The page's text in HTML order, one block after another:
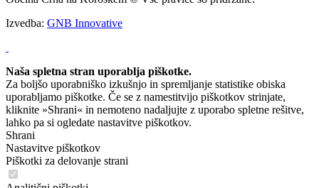
Izvedba: GNB Innovative
Naša spletna stran uporablja piškotke.
Za boljšo uporabniško izkušnjo in spremljanje statistike obiska
uporabljamo piškotke. Če se z namestitvijo piškotkov strinjate,
kliknite »Shrani« in nemoteno nadaljujte z uporabo spletne rešitve,
lahko pa si ogledate nastavitve piškotkov.
Shrani
Nastavitve piškotkov
Piškotki za delovanje strani